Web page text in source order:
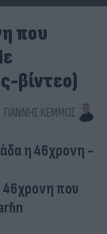
που
βίντεο)
ΓΙΆΝΝΗΣ ΚΈΜΜΟΣ
η 46χρονη -
46χρονη που